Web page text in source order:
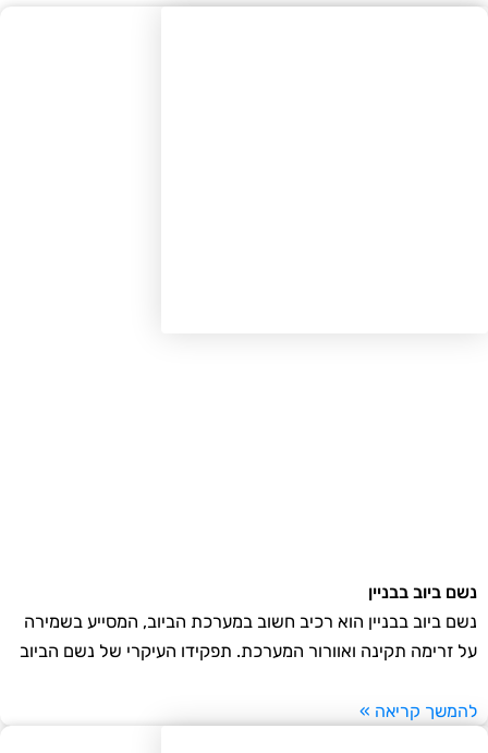
ביוב בבניין
ביוב בבניין הוא רכיב חשוב במערכת הביוב, המסייע בשמירה
זרימה תקינה ואוורור המערכת. תפקידו העיקרי של נשם הביוב
קריאה »